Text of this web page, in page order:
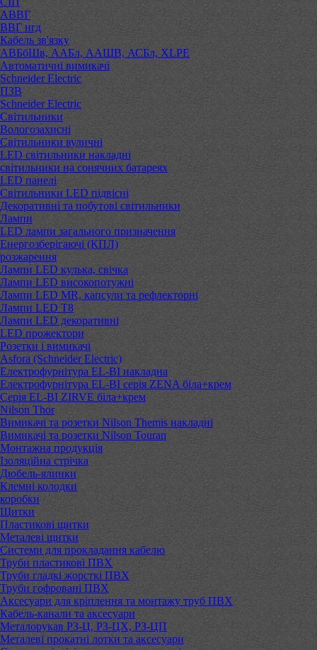
АВВГ
ВВГ нгд
Кабель зв'язку
АВБбШв, ААБл, ААШВ, АСБл, XLPE
Автоматичні вимикачі
Schneider Electric
ПЗВ
Schneider Electric
Світильники
Вологозахисні
Світильники вуличні
LED світильники накладні
світильники на сонячних батареях
LED панелі
Світильники LED підвісні
Декоративні та побутові світильники
Лампи
LED лампи загального призначення
Енергозберігаючі (КПЛ)
розжарення
Лампи LED кулька, свічка
Лампи LED високопотужні
Лампи LED MR, капсули та рефлекторні
Лампи LED Т8
Лампи LED декоративні
LED прожектори
Розетки і вимикачі
Asfora (Schneider Electric)
Електрофурнітура EL-BI накладна
Електрофурнітура EL-BI серія ZENA біла+крем
Серія EL-BI ZIRVE біла+крем
Nilson Thor
Вимикачі та розетки Nilson Themis накладні
Вимикачі та розетки Nilson Touran
Монтажна продукція
Ізоляційна стрічка
Дюбель-ялинки
Клемні колодки
коробки
Щитки
Пластикові щитки
Металеві щитки
Системи для прокладання кабелю
Труби пластикові ПВХ
Труби гладкі жорсткі ПВХ
Труби гофровані ПВХ
Аксесуари для кріплення та монтажу труб ПВХ
Кабель-канали та аксесуари
Металорукав РЗ-Ц, РЗ-ЦХ, РЗ-ЦП
Металеві прокатні лотки та аксесуари